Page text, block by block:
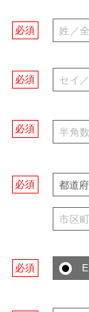
必須
必須
必須
必須 都道
必須